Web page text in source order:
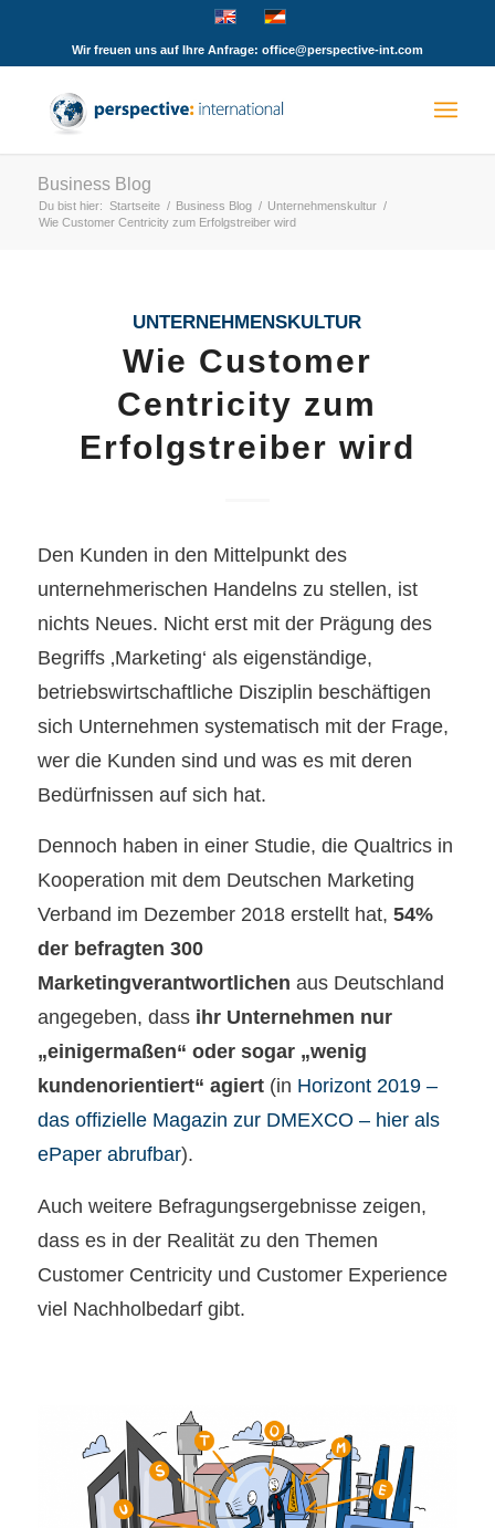
Wir freuen uns auf Ihre Anfrage: office@perspective-int.com
Business Blog
Du bist hier: Startseite / Business Blog / Unternehmenskultur /
Wie Customer Centricity zum Erfolgstreiber wird
UNTERNEHMENSKULTUR
Wie Customer
Centricity zum
Erfolgstreiber wird
Den Kunden in den Mittelpunkt des
unternehmerischen Handelns zu stellen, ist
nichts Neues. Nicht erst mit der Prägung des
Begriffs ‚Marketing‘ als eigenständige,
betriebswirtschaftliche Disziplin beschäftigen
sich Unternehmen systematisch mit der Frage,
wer die Kunden sind und was es mit deren
Bedürfnissen auf sich hat.
Dennoch haben in einer Studie, die Qualtrics in
Kooperation mit dem Deutschen Marketing
Verband im Dezember 2018 erstellt hat, 54%
der befragten 300
Marketingverantwortlichen aus Deutschland
angegeben, dass ihr Unternehmen nur
„einigermaßen“ oder sogar „wenig
kundenorientiert“ agiert(in Horizont 2019 –
das offizielle Magazin zur DMEXCO – hier als
ePaper abrufbar).
Auch weitere Befragungsergebnisse zeigen,
dass es in der Realität zu den Themen
Customer Centricity und Customer Experience
viel Nachholbedarf gibt.